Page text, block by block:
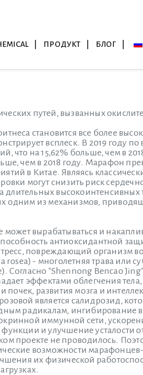
ПРОДУКТ БЛОГ
путей, вызванных
становится все более
всплеск. В 2019 году
что на 15,62% больше, чем в
чем в 2018 году. Марафон
в Китае. Являясь
могут снизить риск
длительных
одним из механизмов,
вырабатываться и
антиоксидантной
повреждающий организм
- многолетняя трава или
Согласно "Shennong Bencao
эффектами облегчения
развития мозга и
является салидрозид,
радикалам, ингибирование
иммунной сети,
и улучшение усталости
проекте не проводилось.
возможности
их физической